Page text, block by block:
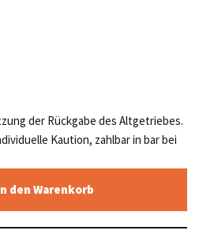
der Rückgabe des Altgetriebes.
Kaution, zahlbar in bar bei
den Warenkorb